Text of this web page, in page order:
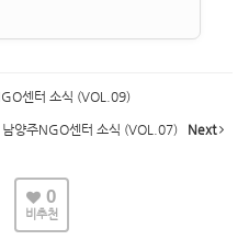
센터 소식 (VOL.09)
양주NGO센터 소식 (VOL.07) Next
0
비추천